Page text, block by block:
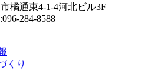
橘通東4-1-4河北ビル3F
284-8588
くり